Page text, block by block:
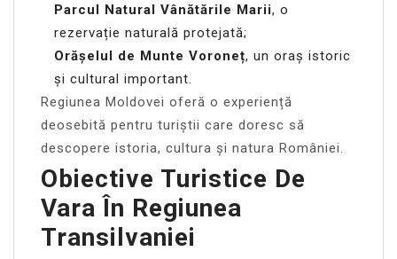
Parcul Natural Vânătările Marii, o
rezervație naturală protejată;
Orășelul de Munte Voroneț, un oraș istoric
și cultural important.
Regiunea Moldovei oferă o experiență
deosebită pentru turiștii care doresc să
descopere istoria, cultura și natura României.
Obiective Turistice De
Vara În Regiunea
Transilvaniei